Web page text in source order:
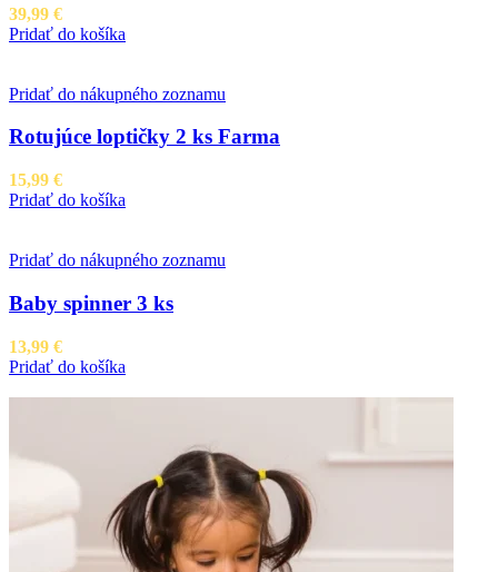
39,99 €
Pridať do košíka
Pridať do nákupného zoznamu
Rotujúce loptičky 2 ks Farma
15,99 €
Pridať do košíka
Pridať do nákupného zoznamu
Baby spinner 3 ks
13,99 €
Pridať do košíka